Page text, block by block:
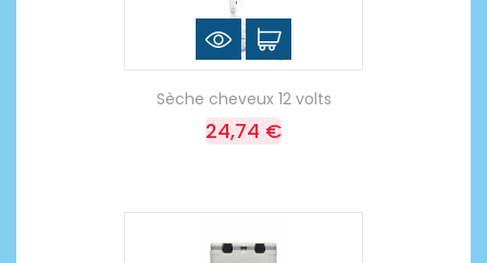
Sèche cheveux 12 volts
24,74 €